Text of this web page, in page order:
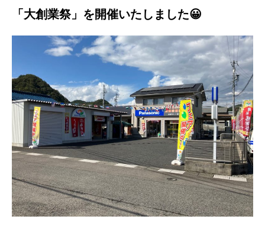
「大創業祭」を開催いたしました😀